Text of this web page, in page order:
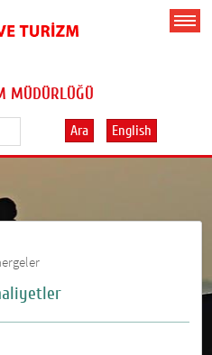
MÜDÜRLÜĞÜ
Ara English